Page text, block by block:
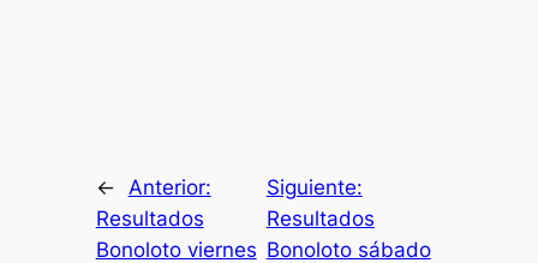
←
Anterior:
Resultados
Bonoloto viernes
Siguiente:
Resultados
Bonoloto sábado